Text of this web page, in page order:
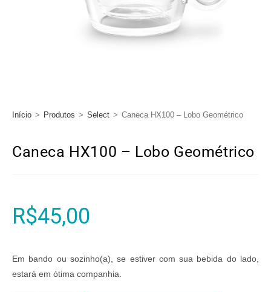
Início > Produtos > Select > Caneca HX100 – Lobo Geométrico
Caneca HX100 – Lobo Geométrico
R$45,00
Em bando ou sozinho(a), se estiver com sua bebida do lado,
estará em ótima companhia.